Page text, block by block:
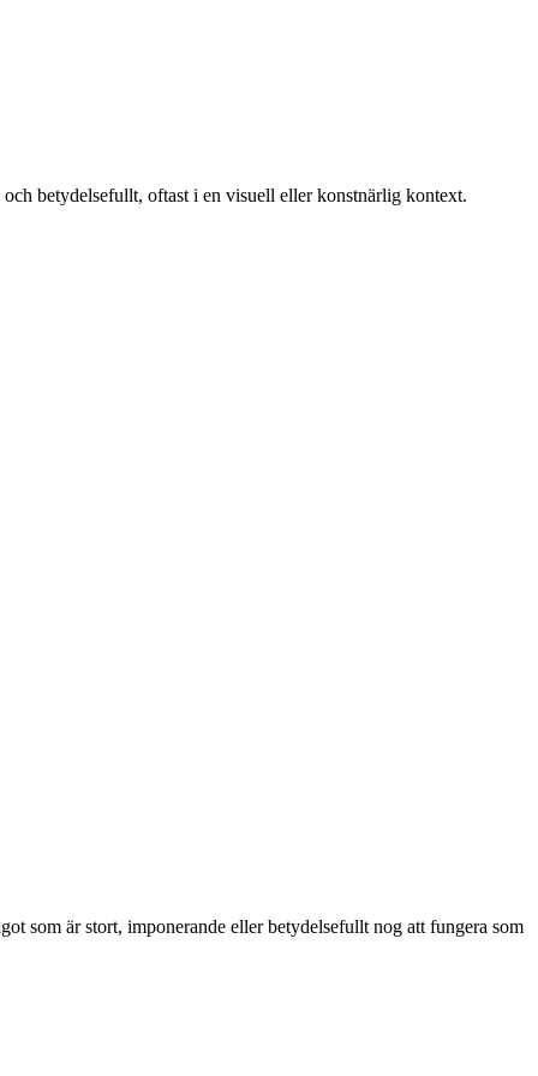
betydelsefullt, oftast i en visuell eller konstnärlig kontext.
som är stort, imponerande eller betydelsefullt nog att fungera som